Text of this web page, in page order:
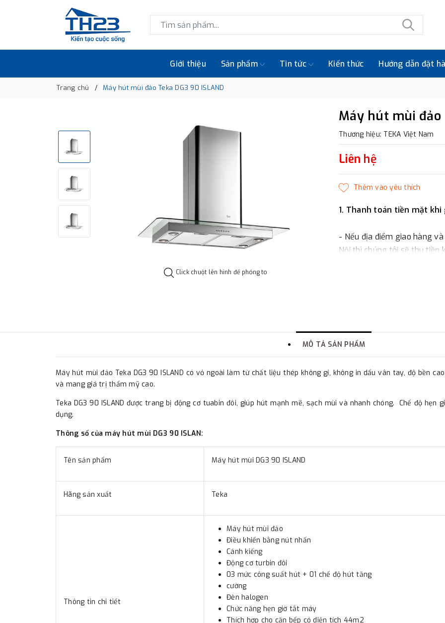
Giới thiệu Sản phẩm Tin tức Kiến thức Hướng dẫn đặt
Trang chủ Máy hút mùi đảo Teka DG3 90 ISLAND
Click chuột lên hình để phóng to
Máy hút mùi đảo
Thương hiệu: TEKA Việt Nam
Liên hệ
1. Thanh toán tiền mặt khi
- Nếu địa điểm giao hàng
Nội thì chúng tôi sẽ thu tiền
quận Đống Đa, Hà Nội.
3. Chuyển khoản qua
đơn đặt hàng ngoài nội
MÔ TẢ SẢN PHẨM
Máy hút mùi đảo Teka DG3 90 ISLAND có vỏ ngoài làm từ chất liệu thép không gỉ, không in dấu vân tay, độ bền
và mang giá trị thẩm mỹ cao.
Teka DG3 90 ISLAND được trang bị động cơ tuabin đôi, giúp hút mạnh mẽ, sạch mùi và nhanh chóng. Chế độ
dụng.
Thông số của máy hút mùi DG3 90 ISLAN:
Tên sản phẩm Máy hút mùi DG3 90 ISLAND
Hãng sản xuất Teka
Thông tin chi tiết
Máy hút mùi đảo
Điều khiển bằng nút nhấn
Cánh kiếng
Động cơ turbin đôi
03 mức công suất hút + 01 chế độ hút tăng
cường
Đèn halogen
Chức năng hẹn giờ tắt máy
Thích hợp cho căn bếp có diện tích 44m2